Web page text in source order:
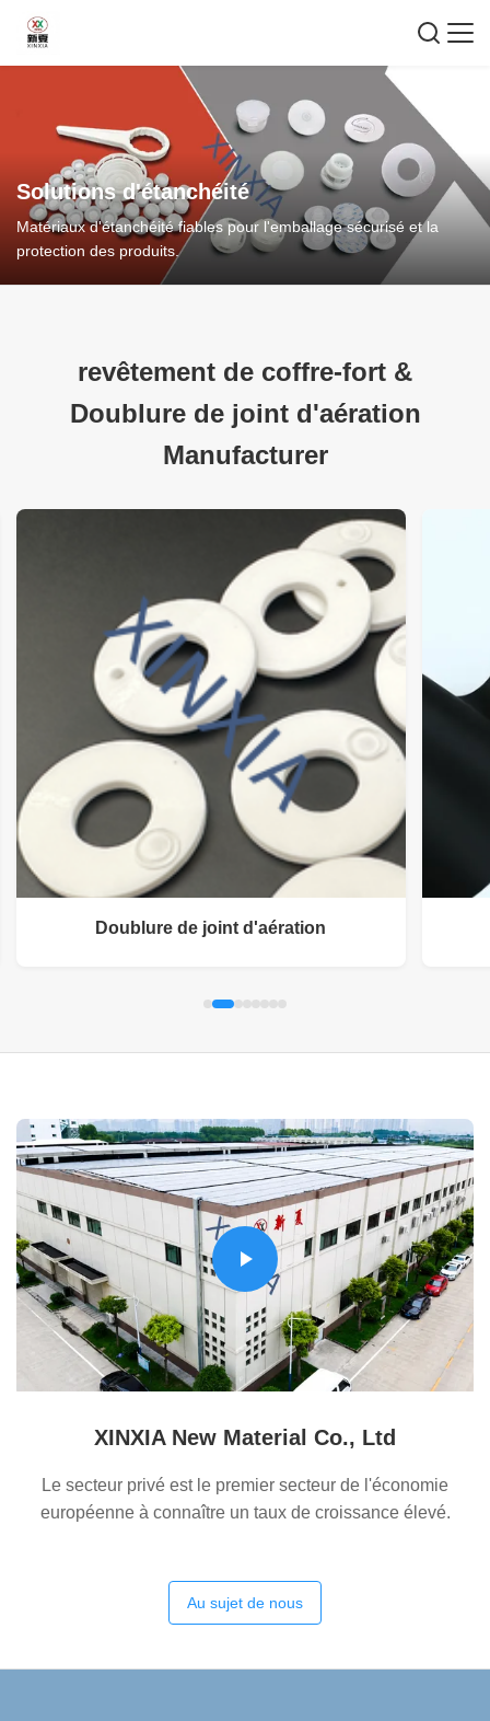
Solutions d'étanchéité
Matériaux d'étanchéité fiables pour l'emballage sécurisé et la
protection des produits.
revêtement de coffre-fort &
Doublure de joint d'aération
Manufacturer
Doublure de joint d'aération
XINXIA New Material Co., Ltd
Le secteur privé est le premier secteur de l'économie
européenne à connaître un taux de croissance élevé.
Au sujet de nous